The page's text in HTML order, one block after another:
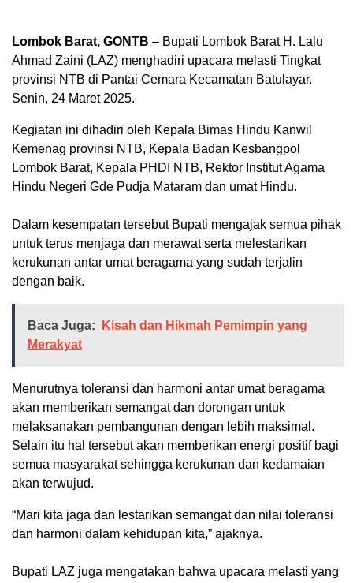
Lombok Barat, GONTB – Bupati Lombok Barat H. Lalu
Ahmad Zaini (LAZ) menghadiri upacara melasti Tingkat
provinsi NTB di Pantai Cemara Kecamatan Batulayar.
Senin, 24 Maret 2025.
Kegiatan ini dihadiri oleh Kepala Bimas Hindu Kanwil
Kemenag provinsi NTB, Kepala Badan Kesbangpol
Lombok Barat, Kepala PHDI NTB, Rektor Institut Agama
Hindu Negeri Gde Pudja Mataram dan umat Hindu.
Dalam kesempatan tersebut Bupati mengajak semua pihak
untuk terus menjaga dan merawat serta melestarikan
kerukunan antar umat beragama yang sudah terjalin
dengan baik.
Baca Juga:
Kisah dan Hikmah Pemimpin yang
Merakyat
Menurutnya toleransi dan harmoni antar umat beragama
akan memberikan semangat dan dorongan untuk
melaksanakan pembangunan dengan lebih maksimal.
Selain itu hal tersebut akan memberikan energi positif bagi
semua masyarakat sehingga kerukunan dan kedamaian
akan terwujud.
“Mari kita jaga dan lestarikan semangat dan nilai toleransi
dan harmoni dalam kehidupan kita,” ajaknya.
Bupati LAZ juga mengatakan bahwa upacara melasti yang